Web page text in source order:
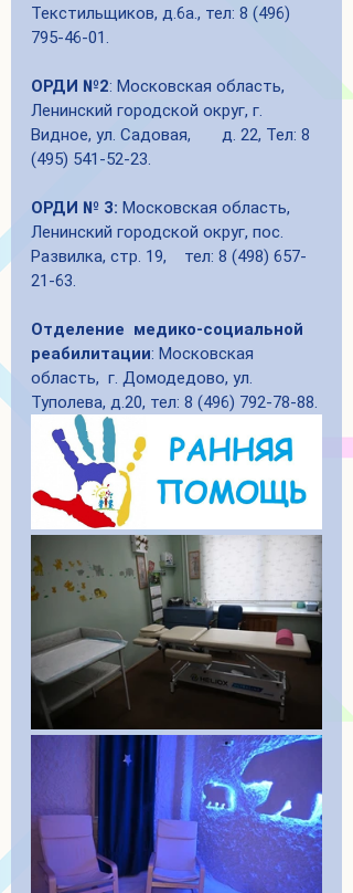
Текстильщиков, д.6а., тел: 8 (496)
795-46-01.
ОРДИ №2: Московская область,
Ленинский городской округ, г.
Видное, ул. Садовая,       д. 22, Тел: 8
(495) 541-52-23.
ОРДИ № 3: Московская область,
Ленинский городской округ, пос.
Развилка, стр. 19,    тел: 8 (498) 657-
21-63.
Отделение  медико-социальной
реабилитации: Московская
область,  г. Домодедово, ул.
Туполева, д.20, тел: 8 (496) 792-78-88.